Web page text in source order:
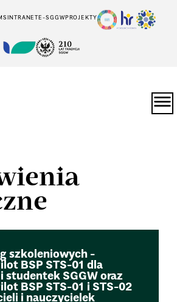
INTRANETE-SGGWPROJEKTY
szkoleniowych -
BSP STS-01 dla
studentek SGGW oraz
BSP STS-01 i STS-02
i nauczycielek